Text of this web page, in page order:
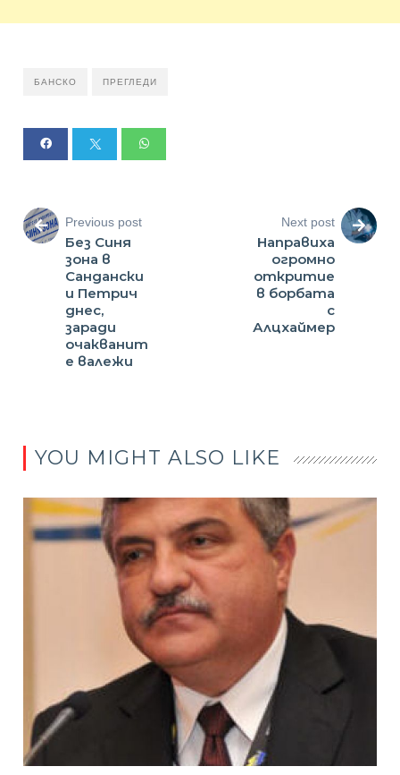
БАНСКО ПРЕГЛЕДИ
Previous post
Без Синя
зона в
Сандански
и Петрич
днес,
заради
очакванит
е валежи
Next post
Направиха
огромно
откритие
в борбата
с
Алцхаймер
YOU MIGHT ALSO LIKE